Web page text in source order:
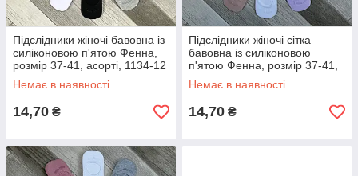
Підслідники жіночі бавовна із
силіконовою п'ятою Фенна,
розмір 37-41, асорті, 1134-12
Немає в наявності
14,70 ₴
Підслідники жіночі сітка
бавовна із силіконовою
п'ятою Фенна, розмір 37-41,
асорті, 1134-14
Немає в наявності
14,70 ₴